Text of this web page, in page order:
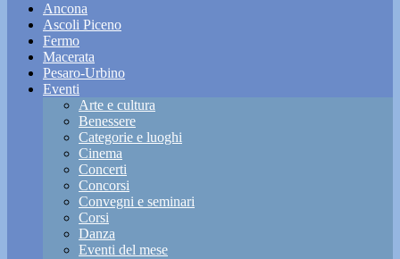
Ancona
Ascoli Piceno
Fermo
Macerata
Pesaro-Urbino
Eventi
Arte e cultura
Benessere
Categorie e luoghi
Cinema
Concerti
Concorsi
Convegni e seminari
Corsi
Danza
Eventi del mese